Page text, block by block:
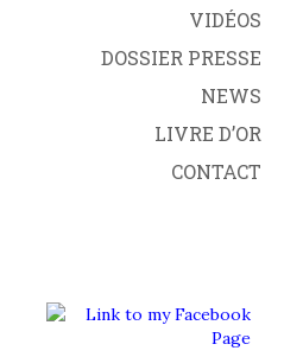
VIDÉOS
DOSSIER PRESSE
NEWS
LIVRE D’OR
CONTACT